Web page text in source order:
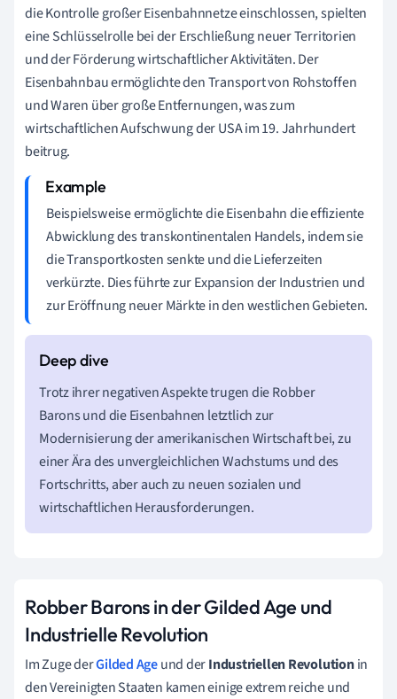
die Kontrolle großer Eisenbahnnetze einschlossen, spielten
eine Schlüsselrolle bei der Erschließung neuer Territorien
und der Förderung wirtschaftlicher Aktivitäten. Der
Eisenbahnbau ermöglichte den Transport von Rohstoffen
und Waren über große Entfernungen, was zum
wirtschaftlichen Aufschwung der USA im 19. Jahrhundert
beitrug.
Beispielsweise ermöglichte die Eisenbahn die effiziente
Abwicklung des transkontinentalen Handels, indem sie
die Transportkosten senkte und die Lieferzeiten
verkürzte. Dies führte zur Expansion der Industrien und
zur Eröffnung neuer Märkte in den westlichen Gebieten.
Trotz ihrer negativen Aspekte trugen die Robber
Barons und die Eisenbahnen letztlich zur
Modernisierung der amerikanischen Wirtschaft bei, zu
einer Ära des unvergleichlichen Wachstums und des
Fortschritts, aber auch zu neuen sozialen und
wirtschaftlichen Herausforderungen.
Robber Barons in der Gilded Age und
Industrielle Revolution
Im Zuge derGilded Ageund derIndustriellen Revolutionin
den Vereinigten Staaten kamen einige extrem reiche und